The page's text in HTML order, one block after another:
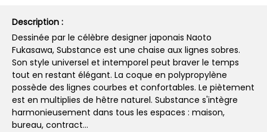
Description :
Dessinée par le célèbre designer japonais Naoto
Fukasawa, Substance est une chaise aux lignes sobres.
Son style universel et intemporel peut braver le temps
tout en restant élégant. La coque en polypropylène
possède des lignes courbes et confortables. Le piètement
est en multiplies de hêtre naturel. Substance s'intègre
harmonieusement dans tous les espaces : maison,
bureau, contract…